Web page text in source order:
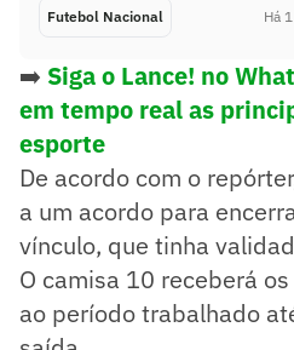
Futebol Nacional Há
➡️ Siga o Lance! no
em tempo real as
esporte
De acordo com o
a um acordo para
vínculo, que tinha
O camisa 10 receberá
ao período trabalhado